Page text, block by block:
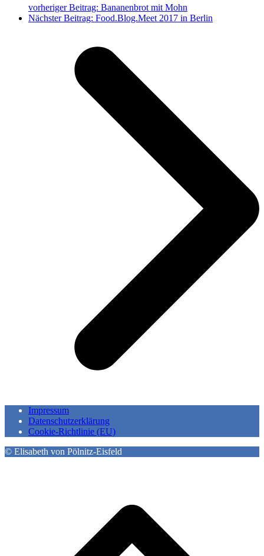
vorheriger Beitrag: Bananenbrot mit Mohn
Nächster Beitrag: Food.Blog.Meet 2017 in Berlin
Impressum
Datenschutzerklärung
Cookie-Richtlinie (EU)
© Elisabeth von Pölnitz-Eisfeld